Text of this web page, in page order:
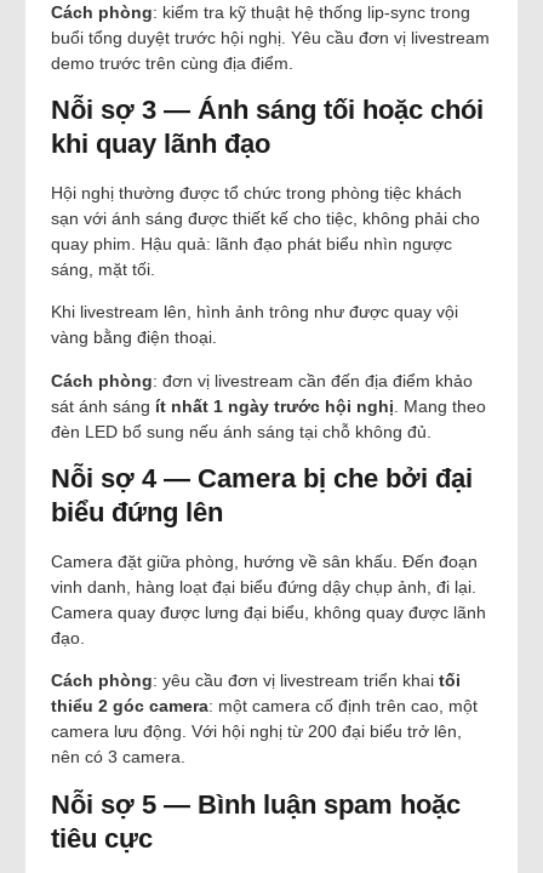
Cách phòng: kiểm tra kỹ thuật hệ thống lip-sync trong
buổi tổng duyệt trước hội nghị. Yêu cầu đơn vị livestream
demo trước trên cùng địa điểm.
Nỗi sợ 3 — Ánh sáng tối hoặc chói
khi quay lãnh đạo
Hội nghị thường được tổ chức trong phòng tiệc khách
sạn với ánh sáng được thiết kế cho tiệc, không phải cho
quay phim. Hậu quả: lãnh đạo phát biểu nhìn ngược
sáng, mặt tối.
Khi livestream lên, hình ảnh trông như được quay vội
vàng bằng điện thoại.
Cách phòng: đơn vị livestream cần đến địa điểm khảo
sát ánh sáng ít nhất 1 ngày trước hội nghị . Mang theo
đèn LED bổ sung nếu ánh sáng tại chỗ không đủ.
Nỗi sợ 4 — Camera bị che bởi đại
biểu đứng lên
Camera đặt giữa phòng, hướng về sân khấu. Đến đoạn
vinh danh, hàng loạt đại biểu đứng dậy chụp ảnh, đi lại.
Camera quay được lưng đại biểu, không quay được lãnh
đạo.
Cách phòng: yêu cầu đơn vị livestream triển khai tối
thiểu 2 góc camera: một camera cố định trên cao, một
camera lưu động. Với hội nghị từ 200 đại biểu trở lên,
nên có 3 camera.
Nỗi sợ 5 — Bình luận spam hoặc
tiêu cực